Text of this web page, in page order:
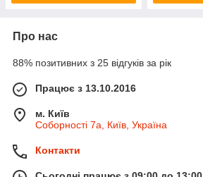
Про нас
88% позитивних з 25 відгуків за рік
Працює з 13.10.2016
м. Київ
Соборності 7а, Київ, Україна
Контакти